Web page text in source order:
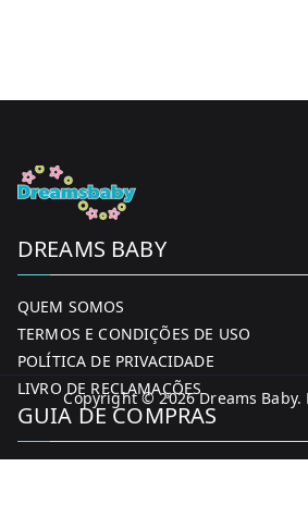
DREAMS BABY
QUEM SOMOS
TERMOS E CONDIÇÕES DE USO
POLÍTICA DE PRIVACIDADE
LIVRO DE RECLAMAÇÕES
GUIA DE COMPRAS
Copyright © 2026Dreams Baby.